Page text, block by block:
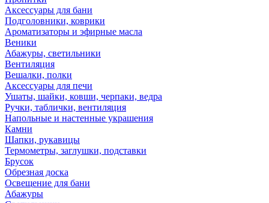
Аксессуары для бани
Подголовники, коврики
Ароматизаторы и эфирные масла
Веники
Абажуры, светильники
Вентиляция
Вешалки, полки
Аксессуары для печи
Ушаты, шайки, ковши, черпаки, ведра
Ручки, таблички, вентиляция
Напольные и настенные украшения
Камни
Шапки, рукавицы
Термометры, заглушки, подставки
Брусок
Обрезная доска
Освещение для бани
Абажуры